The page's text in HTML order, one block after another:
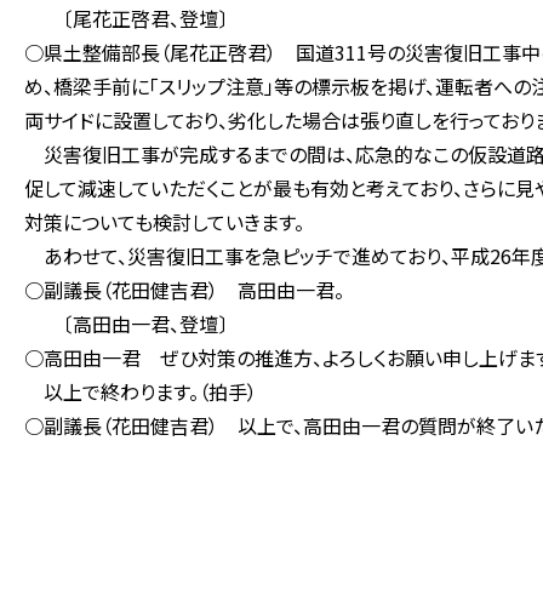
〔尾花正啓君、登壇〕
○県土整備部長（尾花正啓君） 国道311号の災害復旧工事中
め、橋梁手前に「スリップ注意」等の標示板を掲げ、運転者へ
両サイドに設置しており、劣化した場合は張り直しを行っており
災害復旧工事が完成するまでの間は、応急的なこの仮設道
促して減速していただくことが最も有効と考えており、さらに
対策についても検討していきます。
あわせて、災害復旧工事を急ピッチで進めており、平成26年
○副議長（花田健吉君） 高田由一君。
〔高田由一君、登壇〕
○高田由一君 ぜひ対策の推進方、よろしくお願い申し上げま
以上で終わります。（拍手）
○副議長（花田健吉君） 以上で、高田由一君の質問が終了い